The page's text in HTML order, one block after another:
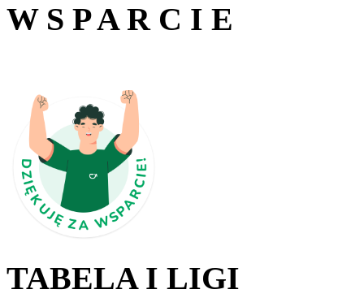
W S P A R C I E
TABELA I LIGI